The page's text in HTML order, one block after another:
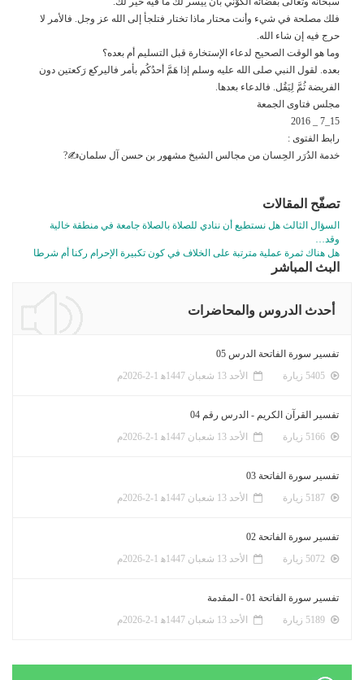
فلك مصلحة في شيء وأنت محتار ماذا تختار فتلجأ إلى الله عز وجل. فالأمر لا
حرج فيه إن شاء الله.
وما هو الوقت الصحيح لدعاء الإستخارة قبل التسليم أم بعده؟
بعده. لقول النبي صلى الله عليه وسلم إذا هَمَّ أحدُكُم بأمر فاليركع رَكعتين دون
الفريضة ثُمَّ لِيَقُل. فالدعاء بعدها.
مجلس فتاوى الجمعة
15_7 _ 2016
رابط الفتوى :
خدمة الدُرَر الحِسان من مجالس الشيخ مشهور بن حسن آل سلمان✍?
تصفّح المقالات
السؤال الثالث هل نستطيع أن ننادي للصلاة بالصلاة جامعة في منطقة خالية
وقد…
هل هناك ثمرة عملية مترتبة على الخلاف في كون تكبيرة الإحرام ركنا أم شرطا
البث المباشر
أحدث الدروس والمحاضرات
تفسير سورة الفاتحة الدرس 05
الأحد 13 شعبان 1447ﻫ 1-2-2026م
تفسير القرآن الكريم - الدرس رقم 04
الأحد 13 شعبان 1447ﻫ 1-2-2026م
تفسير سورة الفاتحة 03
الأحد 13 شعبان 1447ﻫ 1-2-2026م
تفسير سورة الفاتحة 02
الأحد 13 شعبان 1447ﻫ 1-2-2026م
تفسير سورة الفاتحة 01 - المقدمة
الأحد 13 شعبان 1447ﻫ 1-2-2026م